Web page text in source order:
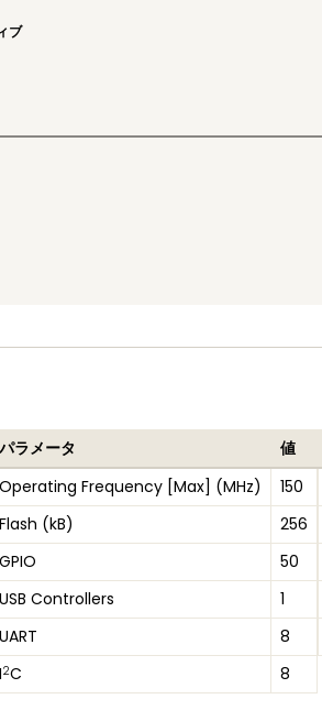
ブ
パラメータ
値
Operating Frequency [Max] (MHz)
150
Flash (kB)
256
GPIO
50
USB Controllers
1
UART
8
I2C 8